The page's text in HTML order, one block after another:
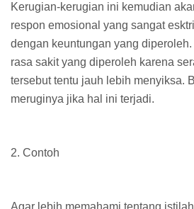
Kerugian-kerugian ini kemudian
respon emosional yang sangat
dengan keuntungan yang
rasa sakit yang diperoleh karena
tersebut tentu jauh lebih menyiksa.
meruginya jika hal ini terjadi.
2. Contoh
Agar lebih memahami tentang